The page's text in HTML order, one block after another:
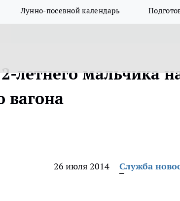
Лунно-посевной календарь
летнего мальчика
вагона
26 июля 2014
Служба